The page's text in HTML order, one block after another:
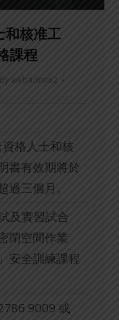
和核准工
課程
Bywebadmin2
格人士和核
書有效期將於
三個月。
及實習試合
閉空間作業
安全訓練課程
9009 或